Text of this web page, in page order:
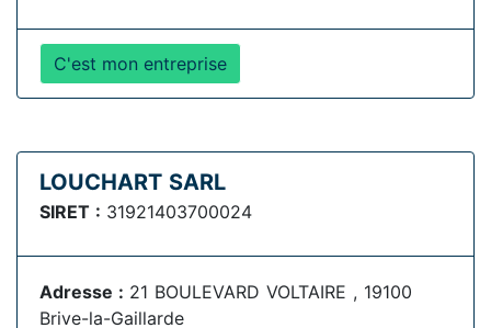
C'est mon entreprise
LOUCHART SARL
SIRET : 31921403700024
Adresse : 21 BOULEVARD VOLTAIRE , 19100
Brive-la-Gaillarde